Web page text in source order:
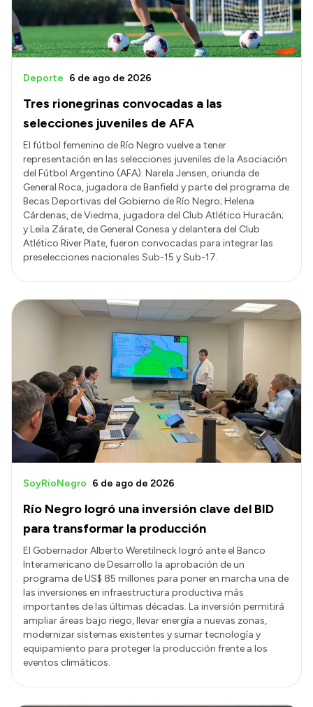
Tres rionegrinas convocadas a las
selecciones juveniles de AFA
Deporte 6 de ago de 2026
El fútbol femenino de Río Negro vuelve a tener
representación en las selecciones juveniles de la Asociación
del Fútbol Argentino (AFA). Narela Jensen, oriunda de
General Roca, jugadora de Banfield y parte del programa de
Becas Deportivas del Gobierno de Río Negro; Helena
Cárdenas, de Viedma, jugadora del Club Atlético Huracán;
y Leila Zárate, de General Conesa y delantera del Club
Atlético River Plate, fueron convocadas para integrar las
preselecciones nacionales Sub-15 y Sub-17.
Río Negro logró una inversión clave del BID
para transformar la producción
SoyRioNegro 6 de ago de 2026
El Gobernador Alberto Weretilneck logró ante el Banco
Interamericano de Desarrollo la aprobación de un
programa de US$ 85 millones para poner en marcha una de
las inversiones en infraestructura productiva más
importantes de las últimas décadas. La inversión permitirá
ampliar áreas bajo riego, llevar energía a nuevas zonas,
modernizar sistemas existentes y sumar tecnología y
equipamiento para proteger la producción frente a los
eventos climáticos.